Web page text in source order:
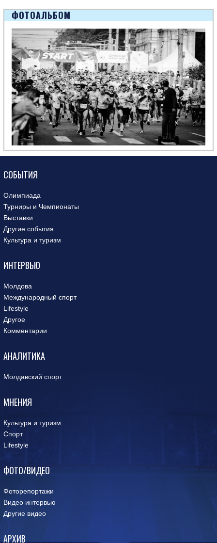
ФОТОАЛЬБОМ
СОБЫТИЯ
Олимпиада
Турниры и Чемпионаты
Выставки
Другие события
Культура и туризм
ИНТЕРВЬЮ
Молдова
Международный спорт
Lifestyle
Другое
Комментарии
АНАЛИТИКА
Молдавский спорт
МНЕНИЯ
Культура и туризм
Спорт
Lifestyle
ФОТО/ВИДЕО
Фоторепортажи
Видео интервью
Другие видео
АРХИВ